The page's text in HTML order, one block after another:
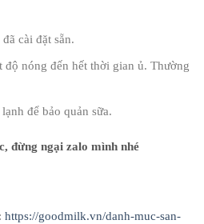
cài đặt sẵn.
nóng đến hết thời gian ủ. Thường
để bảo quản sữa.
đừng ngại zalo mình nhé
https://goodmilk.vn/danh-muc-san-